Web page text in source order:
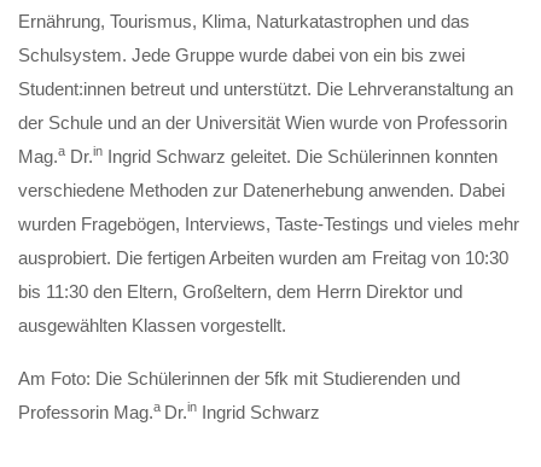
Ernährung, Tourismus, Klima, Naturkatastrophen und das
Schulsystem. Jede Gruppe wurde dabei von ein bis zwei
Student:innen betreut und unterstützt. Die Lehrveranstaltung an
der Schule und an der Universität Wien wurde von Professorin
Mag.a Dr.in Ingrid Schwarz geleitet. Die Schülerinnen konnten
verschiedene Methoden zur Datenerhebung anwenden. Dabei
wurden Fragebögen, Interviews, Taste-Testings und vieles mehr
ausprobiert. Die fertigen Arbeiten wurden am Freitag von 10:30
bis 11:30 den Eltern, Großeltern, dem Herrn Direktor und
ausgewählten Klassen vorgestellt.
Am Foto: Die Schülerinnen der 5fk mit Studierenden und
Professorin Mag.a Dr.in Ingrid Schwarz